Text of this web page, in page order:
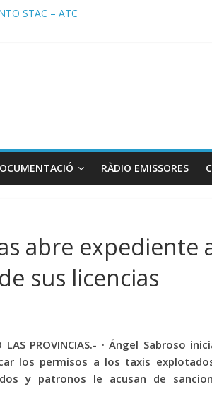
STAC – ATC
RÀDIO EMISSORES
abre expediente
sus licencias
LAS PROVINCIAS.- · Ángel Sabroso
los permisos a los taxis
y patronos le acusan de